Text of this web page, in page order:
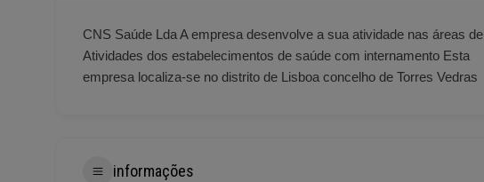
CNS Saúde Lda A empresa desenvolve a sua atividade nas áreas de
Atividades dos estabelecimentos de saúde com internamento Esta
empresa localiza-se no distrito de Lisboa concelho de Torres Vedras
informações